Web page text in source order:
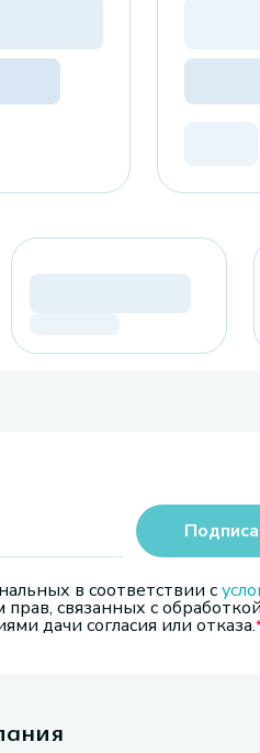
в соответствии с
связанных с
дачи согласия или отказа.